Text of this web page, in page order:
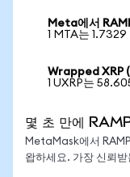
Meta에서
1 MTA는
Wrapped XRP
1 UXRP는
몇 초 만에
MetaMask에서
왑하세요. 가장 신뢰